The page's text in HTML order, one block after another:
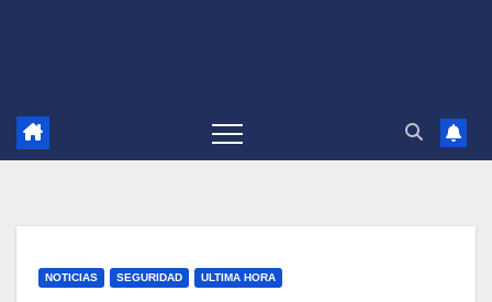
NOTICIAS SEGURIDAD ULTIMA HORA